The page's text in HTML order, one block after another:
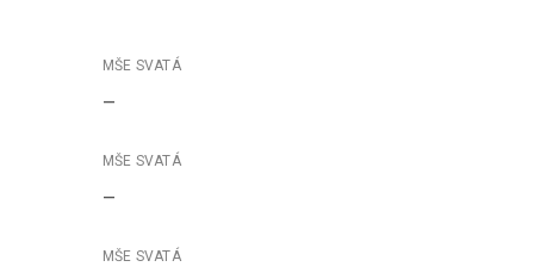
–
–